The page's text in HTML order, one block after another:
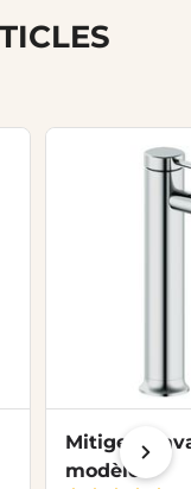
Mitigeur
modèle